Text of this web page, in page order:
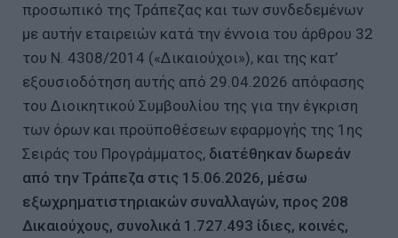
προσωπικό της Τράπεζας και των συνδεδεμένων
με αυτήν εταιρειών κατά την έννοια του άρθρου 32
του Ν. 4308/2014 («Δικαιούχοι»), και της κατ’
εξουσιοδότηση αυτής από 29.04.2026 απόφασης
του Διοικητικού Συμβουλίου της για την έγκριση
των όρων και προϋποθέσεων εφαρμογής της 1ης
Σειράς του Προγράμματος, διατέθηκαν δωρεάν
από την Τράπεζα στις 15.06.2026, μέσω
εξωχρηματιστηριακών συναλλαγών, προς 208
Δικαιούχους, συνολικά 1.727.493 ίδιες, κοινές,